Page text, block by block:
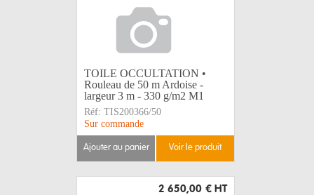
TOILE OCCULTATION •
Rouleau de 50 m Ardoise -
largeur 3 m - 330 g/m2 M1
Réf: TIS200366/50
Sur commande
ajouter au panier voir le produit
2 650,00 € HT